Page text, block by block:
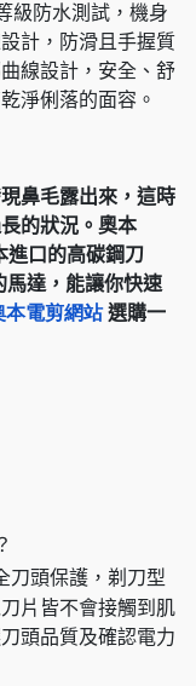
級防水測試，機身
計，防滑且手握質
線設計，安全、舒
淨俐落的面容。
鼻毛露出來，這時
的狀況。奧本
進口的高碳鋼刀
馬達，能讓你快速
本電剪網站選購一
刀頭保護，剃刀型
片皆不會接觸到肌
頭品質及確認電力